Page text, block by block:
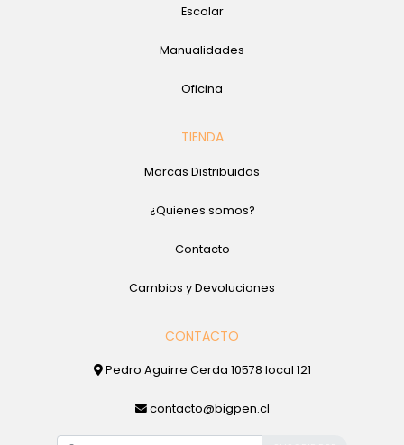
Escolar
Manualidades
Oficina
TIENDA
Marcas Distribuidas
¿Quienes somos?
Contacto
Cambios y Devoluciones
CONTACTO
Pedro Aguirre Cerda 10578 local 121
contacto@bigpen.cl